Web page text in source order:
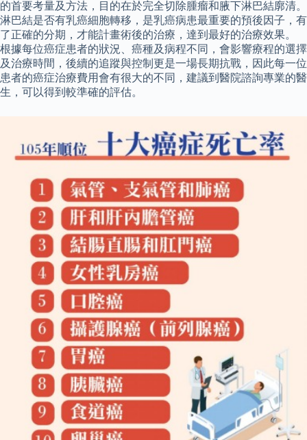
的首要考量及方法，目的在於完全切除腫瘤和腋下淋巴結廓清。
淋巴結是否有乳癌細胞轉移，是乳癌病患最重要的預後因子，有
了正確的分期，才能計畫術後的治療，達到最好的治療效果。
根據每位癌症患者的狀況、癌種及病程不同，會影響療程的選擇
及治療時間，後續的追蹤與控制更是一場長期抗戰，因此每一位
患者的癌症治療費用會有很大的不同，建議到醫院諮詢專業的醫
生，可以得到較準確的評估。